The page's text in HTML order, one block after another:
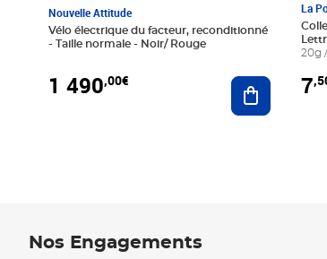
Nouvelle Attitude
Vélo électrique du facteur, reconditionné
- Taille normale - Noir/ Rouge
1 490,00€ Ajouter au
La
20g
7
Nos Engagements